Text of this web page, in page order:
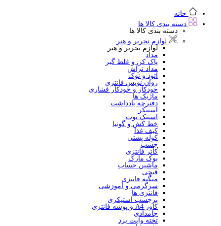
خانه
دسته بندی کالا ها
دسته بندی کالا ها
لوازم تحریر و هنر
لوازم تحریر و هنر
مداد
پاک کن و غلط گیر
مداد تراش
اتود و نوک
روان نویس فانتزی
خودکار و خودکار فشاری
ماژیک ها
دفترچه یادداشت
استیکر
استیک نوت
خط کش و گونیا
کیف غذا
کوله پشتی
چسب
کاتر فانتزی
بوک مارک
ماشین حساب
قیچی
منگنه فانتزی
سرگرمی و آموزشی
فانتزی ها
برچسب استیکری
کاور A4 و پوشه فانتزی
جامدادی
تخته وایت برد